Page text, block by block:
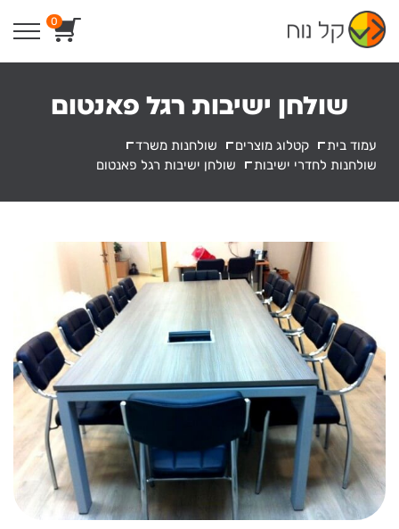
content
0
שולחן ישיבות רגל פאנטום
עמוד בית קטלוג מוצרים
שולחנות משרד
שולחנות לחדרי ישיבות
שולחן ישיבות רגל פאנטום